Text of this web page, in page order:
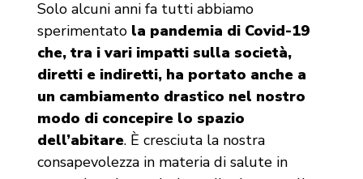
Solo alcuni anni fa tutti abbiamo
sperimentato la pandemia di Covid-19
che, tra i vari impatti sulla società,
diretti e indiretti, ha portato anche a
un cambiamento drastico nel nostro
modo di concepire lo spazio
dell’abitare. È cresciuta la nostra
consapevolezza in materia di salute in